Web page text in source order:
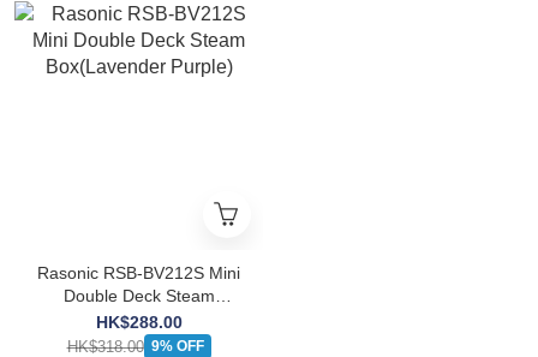
Rasonic RSB-BV212S Mini
Double Deck Steam
Box(Lavender Purple)
HK$288.00
HK$318.00 9% OFF